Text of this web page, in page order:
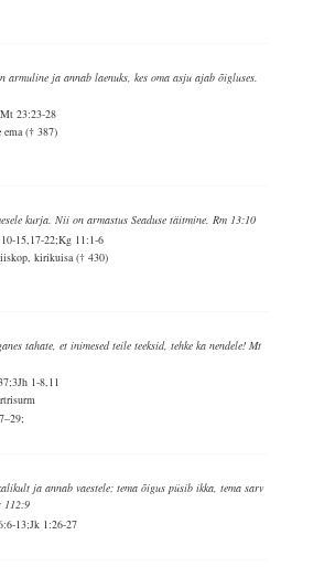
armuline ja annab laenuks, kes oma asju ajab õigluses.
23:23-28
(† 387)
kurja. Nii on armastus Seaduse täitmine. Rm 13:10
15,17-22;Kg 11:1-6
kirikuisa († 430)
tahate, et inimesed teile teeksid, tehke ka nendele! Mt
1-8,11
ja annab vaestele; tema õigus püsib ikka, tema sarv
112:9
13;Jk 1:26-27